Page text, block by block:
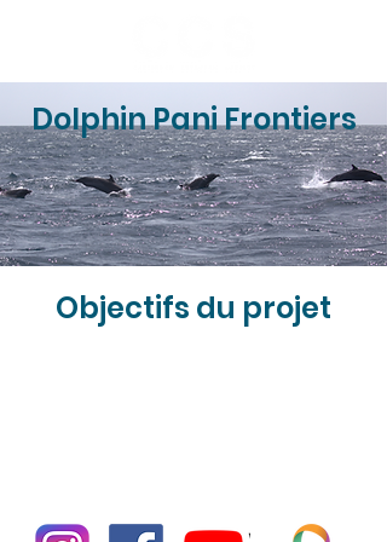
Dolphin Pani Frontiers
Objectifs du projet